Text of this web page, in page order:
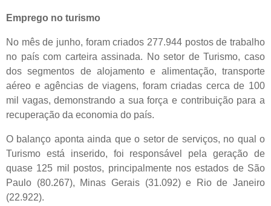
Emprego no turismo
No mês de junho, foram criados 277.944 postos de trabalho
no país com carteira assinada. No setor de Turismo, caso
dos segmentos de alojamento e alimentação, transporte
aéreo e agências de viagens, foram criadas cerca de 100
mil vagas, demonstrando a sua força e contribuição para a
recuperação da economia do país.
O balanço aponta ainda que o setor de serviços, no qual o
Turismo está inserido, foi responsável pela geração de
quase 125 mil postos, principalmente nos estados de São
Paulo (80.267), Minas Gerais (31.092) e Rio de Janeiro
(22.922).